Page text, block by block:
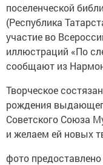
поселенческой
(Республика
участие во
иллюстраций «По
сообщают из
Творческое
рождения
Советского Союза
и желаем ей новых
фото